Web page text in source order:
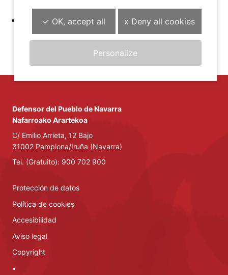
Quejas sobre cuestiones ya juzgadas o pendientes
de una resolución judicial.
Defensor del Pueblo de Navarra
Nafarroako Arartekoa
C/ Emilio Arrieta, 12 Bajo
31002 Pamplona/Iruña (Navarra)
Tel. (Gratuito): 900 702 900
Protección de datos
Política de cookies
Accesibilidad
Aviso legal
Copyright
•
✓ OK, accept all x Deny all cookies
Personalize